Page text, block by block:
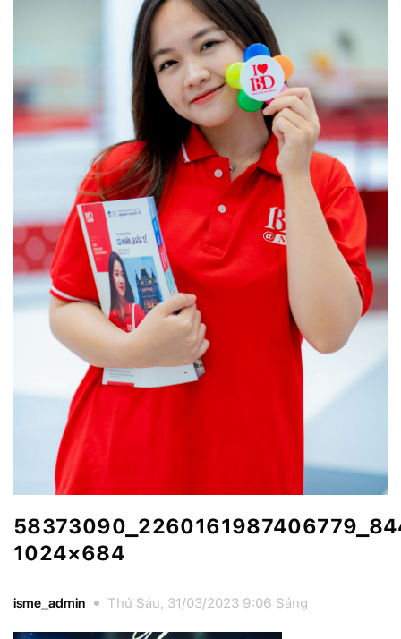
1024×684
isme_admin Thứ Sáu, 31/03/2023 9:06 Sáng